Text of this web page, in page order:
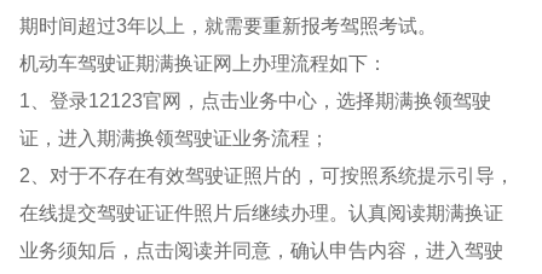
期时间超过3年以上，就需要重新报考驾照考试。
机动车驾驶证期满换证网上办理流程如下：
1、登录12123官网，点击业务中心，选择期满换领驾驶
证，进入期满换领驾驶证业务流程；
2、对于不存在有效驾驶证照片的，可按照系统提示引导，
在线提交驾驶证证件照片后继续办理。认真阅读期满换证
业务须知后，点击阅读并同意，确认申告内容，进入驾驶